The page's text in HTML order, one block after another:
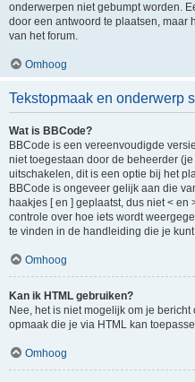
onderwerpen niet gebumpt worden.
door een antwoord te plaatsen, maar
van het forum.
Omhoog
Tekstopmaak en onderwerp
Wat is BBCode?
BBCode is een vereenvoudigde
niet toegestaan door de beheerder
uitschakelen, dit is een optie bij het
BBCode is ongeveer gelijk aan die
haakjes [ en ] geplaatst, dus niet <
controle over hoe iets wordt
te vinden in de handleiding die je
Omhoog
Kan ik HTML gebruiken?
Nee, het is niet mogelijk om je
opmaak die je via HTML kan
Omhoog